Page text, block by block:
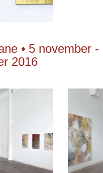
• 5 november -
2016